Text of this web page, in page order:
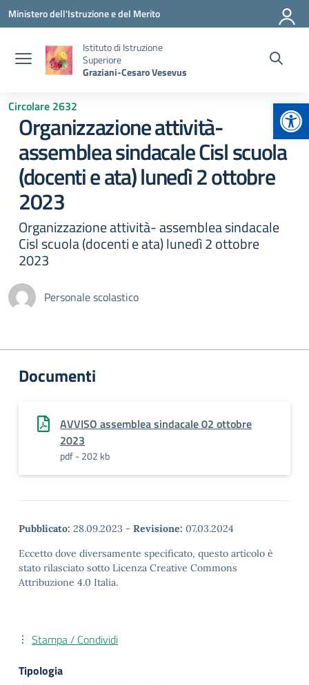
Vai ai contenuti
Vai al menu di navigazione
Vai al footer
Ministero dell'Istruzione e del Merito
Istituto di Istruzione
Superiore
Graziani-Cesaro Vesevus
Circolare 2632
Organizzazione attività-
assemblea sindacale Cisl scuola
(docenti e ata) lunedì 2 ottobre
2023
Organizzazione attività- assemblea sindacale
Cisl scuola (docenti e ata) lunedì 2 ottobre
2023
Personale scolastico
Documenti
AVVISO assemblea sindacale 02 ottobre
2023
pdf - 202 kb
Pubblicato: 28.09.2023 - Revisione: 07.03.2024
Eccetto dove diversamente specificato, questo articolo è
stato rilasciato sotto Licenza Creative Commons
Attribuzione 4.0 Italia.
Stampa / Condividi
Tipologia